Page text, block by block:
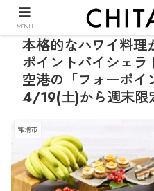
本格的なハワイ料理
ポイントバイシェ
空港の「フォーポイ
4/19(土)から週末限
常滑市
MENU